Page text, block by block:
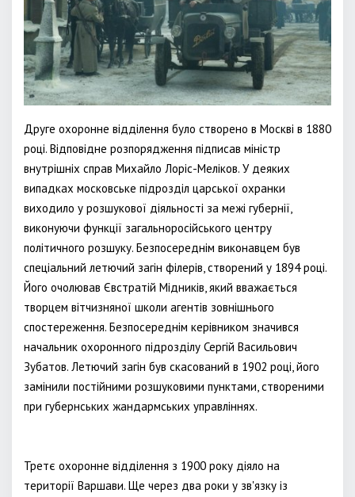
Друге охоронне відділення було створено в Москві в 1880
році. Відповідне розпорядження підписав міністр
внутрішніх справ Михайло Лоріс-Меліков. У деяких
випадках московське підрозділ царської охранки
виходило у розшукової діяльності за межі губернії,
виконуючи функції загальноросійського центру
політичного розшуку. Безпосереднім виконавцем був
спеціальний летючий загін філерів, створений у 1894 році.
Його очолював Євстратій Мідників, який вважається
творцем вітчизняної школи агентів зовнішнього
спостереження. Безпосереднім керівником значився
начальник охоронного підрозділу Сергій Васильович
Зубатов. Летючий загін був скасований в 1902 році, його
замінили постійними розшуковими пунктами, створеними
при губернських жандармських управліннях.
Третє охоронне відділення з 1900 року діяло на
території Варшави. Ще через два роки у зв'язку із